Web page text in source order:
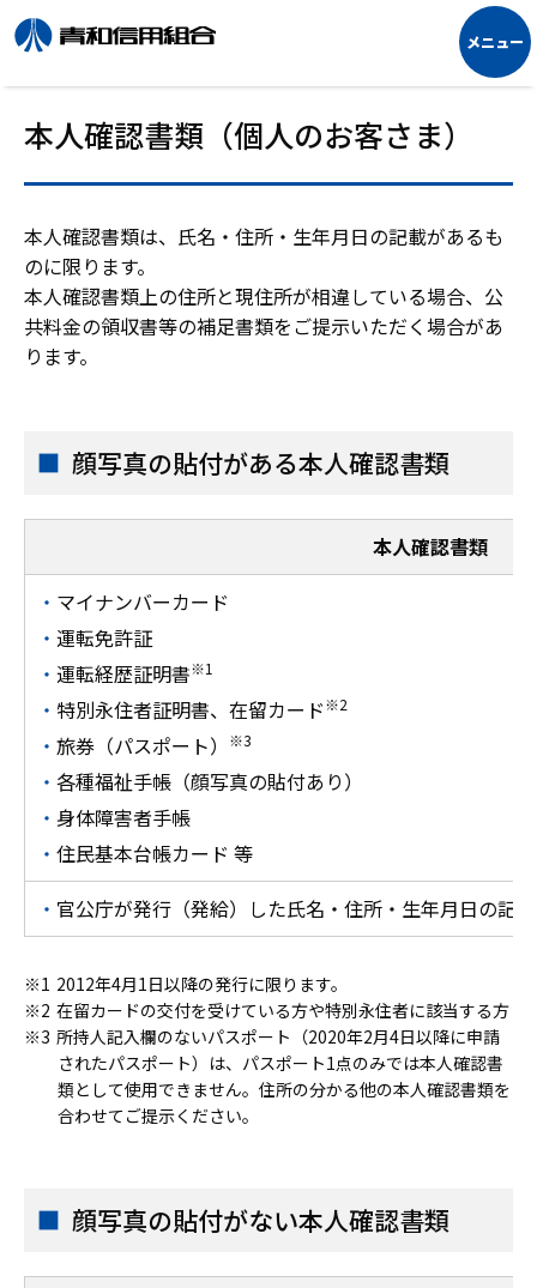
本人確認書類（個人のお客さま）
本人確認書類は、氏名・住所・生年月日の記載があるも
のに限ります。
本人確認書類上の住所と現住所が相違している場合、公
共料金の領収書等の補足書類をご提示いただく場合があ
ります。
顔写真の貼付がある本人確認書類
本人確認書類
マイナンバーカード
運転免許証
運転経歴証明書※1
特別永住者証明書、在留カード※2
旅券（パスポート） ※3
各種福祉手帳（顔写真の貼付あり）
身体障害者手帳
住民基本台帳カード 等
官公庁が発行（発給）した氏名・住所・生年月日の記
2012年4月1日以降の発行に限ります。
在留カードの交付を受けている方や特別永住者に該当する方
所持人記入欄のないパスポート（2020年2月4日以降に申請
されたパスポート）は、パスポート1点のみでは本人確認書
類として使用できません。住所の分かる他の本人確認書類を
合わせてご提示ください。
顔写真の貼付がない本人確認書類